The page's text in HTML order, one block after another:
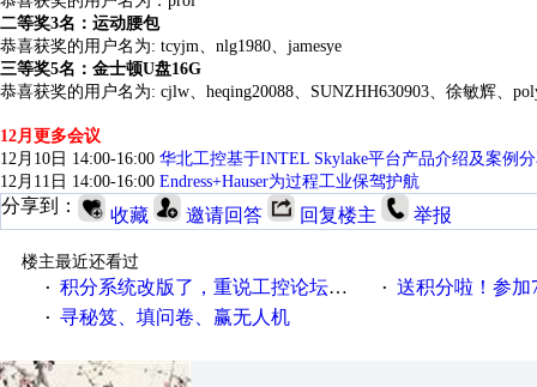
二等奖3名：运动腰包
恭喜获奖的用户名为: tcyjm、nlg1980、jamesye
三等奖5名：金士顿U盘16G
恭喜获奖的用户名为: cjlw、heqing20088、SUNZHH630903、徐敏辉、
12月更多会议
12月10日 14:00-16:00 华北工控基于INTEL Skylake平台产品介绍及案例
12月11日 14:00-16:00 Endress+Hauser为过程工业保驾护航
分享到： 收藏 邀请回答 回复楼主 举报
楼主最近还看过
· 积分系统改版了，重说工控论坛积分那点事儿…… · 送积分啦！参加7月6日
· 寻秘笈、填问卷、赢无人机